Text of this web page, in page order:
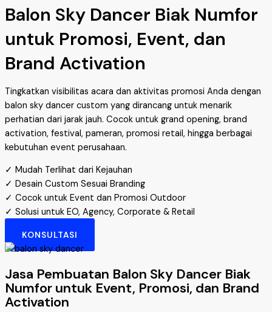
Balon Sky Dancer Biak Numfor
untuk Promosi, Event, dan
Brand Activation
Tingkatkan visibilitas acara dan aktivitas promosi Anda dengan
balon sky dancer custom yang dirancang untuk menarik
perhatian dari jarak jauh. Cocok untuk grand opening, brand
activation, festival, pameran, promosi retail, hingga berbagai
kebutuhan event perusahaan.
✓ Mudah Terlihat dari Kejauhan
✓ Desain Custom Sesuai Branding
✓ Cocok untuk Event dan Promosi Outdoor
✓ Solusi untuk EO, Agency, Corporate & Retail
KONSULTASI
Jasa Pembuatan Balon Sky Dancer Biak
Numfor untuk Event, Promosi, dan Brand
Activation